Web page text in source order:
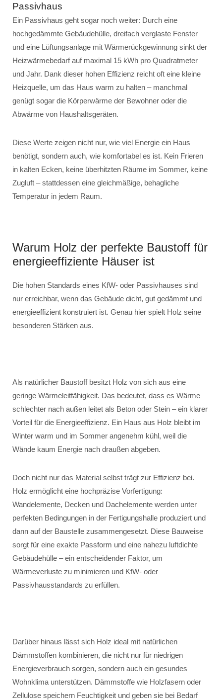
Passivhaus
Ein Passivhaus geht sogar noch weiter: Durch eine
hochgedämmte Gebäudehülle, dreifach verglaste Fenster
und eine Lüftungsanlage mit Wärmerückgewinnung sinkt der
Heizwärmebedarf auf maximal 15 kWh pro Quadratmeter
und Jahr. Dank dieser hohen Effizienz reicht oft eine kleine
Heizquelle, um das Haus warm zu halten – manchmal
genügt sogar die Körperwärme der Bewohner oder die
Abwärme von Haushaltsgeräten.
Diese Werte zeigen nicht nur, wie viel Energie ein Haus
benötigt, sondern auch, wie komfortabel es ist. Kein Frieren
in kalten Ecken, keine überhitzten Räume im Sommer, keine
Zugluft – stattdessen eine gleichmäßige, behagliche
Temperatur in jedem Raum.
Warum Holz der perfekte Baustoff für
energieeffiziente Häuser ist
Die hohen Standards eines KfW- oder Passivhauses sind
nur erreichbar, wenn das Gebäude dicht, gut gedämmt und
energieeffizient konstruiert ist. Genau hier spielt Holz seine
besonderen Stärken aus.
Als natürlicher Baustoff besitzt Holz von sich aus eine
geringe Wärmeleitfähigkeit. Das bedeutet, dass es Wärme
schlechter nach außen leitet als Beton oder Stein – ein klarer
Vorteil für die Energieeffizienz. Ein Haus aus Holz bleibt im
Winter warm und im Sommer angenehm kühl, weil die
Wände kaum Energie nach draußen abgeben.
Doch nicht nur das Material selbst trägt zur Effizienz bei.
Holz ermöglicht eine hochpräzise Vorfertigung:
Wandelemente, Decken und Dachelemente werden unter
perfekten Bedingungen in der Fertigungshalle produziert und
dann auf der Baustelle zusammengesetzt. Diese Bauweise
sorgt für eine exakte Passform und eine nahezu luftdichte
Gebäudehülle – ein entscheidender Faktor, um
Wärmeverluste zu minimieren und KfW- oder
Passivhausstandards zu erfüllen.
Darüber hinaus lässt sich Holz ideal mit natürlichen
Dämmstoffen kombinieren, die nicht nur für niedrigen
Energieverbrauch sorgen, sondern auch ein gesundes
Wohnklima unterstützen. Dämmstoffe wie Holzfasern oder
Zellulose speichern Feuchtigkeit und geben sie bei Bedarf